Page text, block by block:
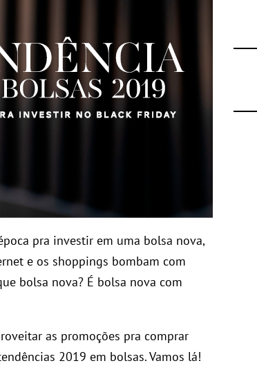
pra investir em uma bolsa nova,
e os shoppings bombam com
bolsa nova? É bolsa nova com
as promoções pra comprar
2019 em bolsas. Vamos lá!